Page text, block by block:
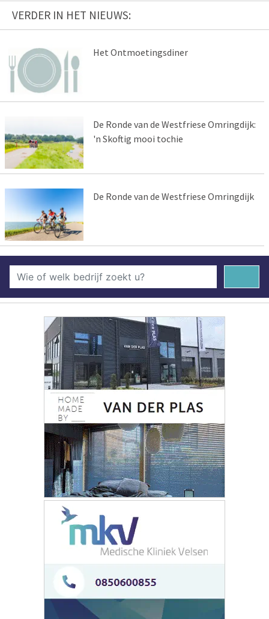
VERDER IN HET NIEUWS:
Het Ontmoetingsdiner
De Ronde van de Westfriese Omringdijk:
'n Skoftig mooi tochie
De Ronde van de Westfriese Omringdijk